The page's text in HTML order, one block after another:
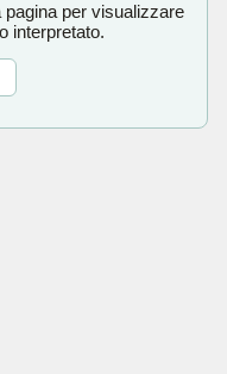
per visualizzare
interpretato.